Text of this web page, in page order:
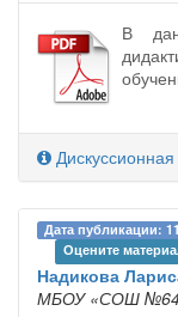
В
Дата публикации:
Оцените
Надикова
МБОУ «СОШ